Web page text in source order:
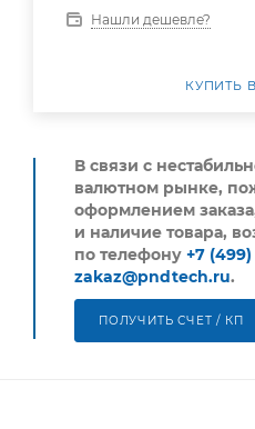
Нашли дешевле?
КУПИТЬ
В связи с
валютном рынке,
оформлением
и наличие товара,
по телефону +7
zakaz@pndtech.ru.
ПОЛУЧИТЬ СЧЕТ / КП